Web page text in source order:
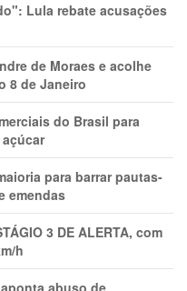
Lula rebate acusações
de Moraes e acolhe
8 de Janeiro
do Brasil para
para barrar pautas-
emendas
3 DE ALERTA, com
h